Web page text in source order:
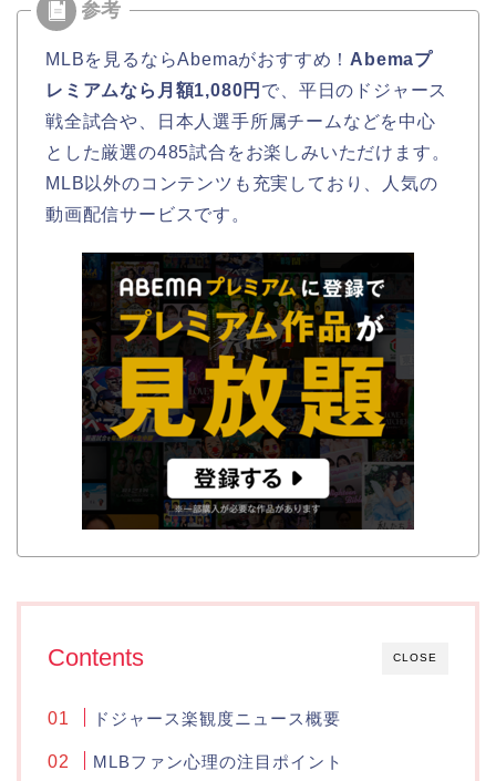
MLBを見るならAbemaがおすすめ！ Abemaプ
レミアムなら月額1,080円 で、平日のドジャース
戦全試合や、日本人選手所属チームなどを中心
とした厳選の485試合をお楽しみいただけます。
MLB以外のコンテンツも充実しており、人気の
動画配信サービスです。
CLOSE
Contents
ドジャース楽観度ニュース概要
MLBファン心理の注目ポイント